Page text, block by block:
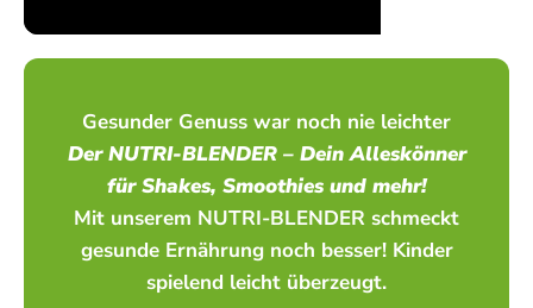
Gesunder Genuss war noch nie leichter
Der NUTRI-BLENDER – Dein Alleskönner
für Shakes, Smoothies und mehr!
Mit unserem NUTRI-BLENDER schmeckt
gesunde Ernährung noch besser! Kinder
spielend leicht überzeugt.